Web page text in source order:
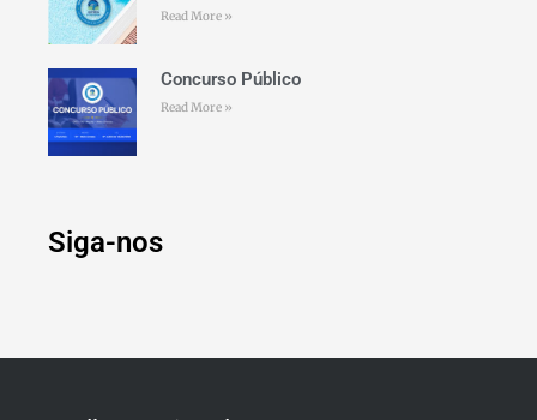
Read More »
Concurso Público
Read More »
Siga-nos